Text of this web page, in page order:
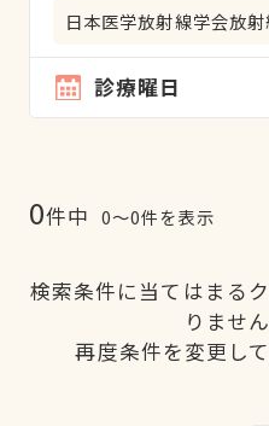
日本医学放射線学会放
診療曜日
0件中 0〜0件を表示
検索条件に当てはまる
りませ
再度条件を変更し